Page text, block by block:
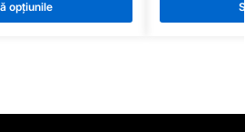
opțiunile